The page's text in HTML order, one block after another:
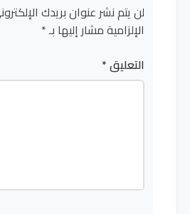
لن يتم نشر عنوان بريدك
الإلزامية مشار إليها بـ*
التعليق*